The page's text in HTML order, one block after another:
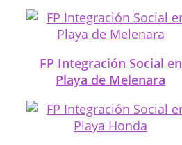
FP Integración Social en
Playa de Melenara